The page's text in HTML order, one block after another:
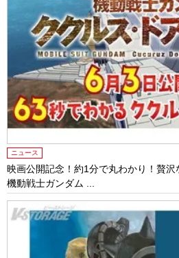
ニュース
映画公開記念！約1分で丸わかり！贅
機動戦士ガンダム ...